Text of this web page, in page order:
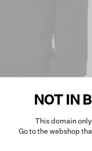
NOT IN
This domain
Go to the webshop